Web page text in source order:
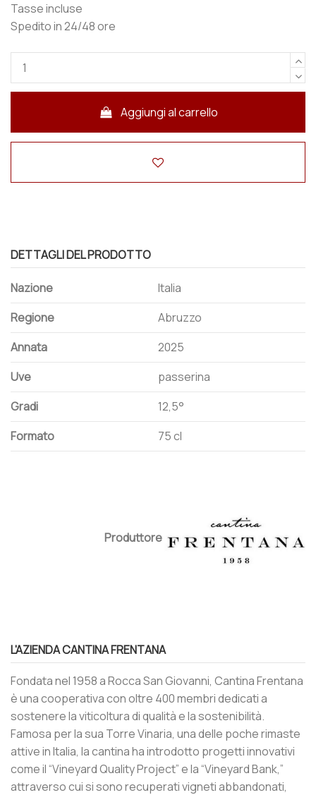
Tasse incluse
Spedito in 24/48 ore
Aggiungi al carrello
DETTAGLI DEL PRODOTTO
Nazione
Italia
Regione
Abruzzo
Annata
2025
Uve
passerina
Gradi
12,5°
Formato
75 cl
Produttore
L'AZIENDA CANTINA FRENTANA
Fondata nel 1958 a Rocca San Giovanni, Cantina Frentana
è una cooperativa con oltre 400 membri dedicati a
sostenere la viticoltura di qualità e la sostenibilità.
Famosa per la sua Torre Vinaria, una delle poche rimaste
attive in Italia, la cantina ha introdotto progetti innovativi
come il “Vineyard Quality Project” e la “Vineyard Bank,”
attraverso cui si sono recuperati vigneti abbandonati,